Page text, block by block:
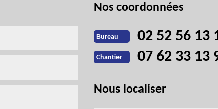
Nos coordonnées
Bureau 02 52 56 13
Chantier 07 62 33 13
Nous localiser